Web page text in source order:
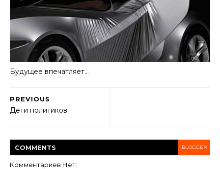
Будущее впечатляет…
PREVIOUS
Дети политиков
COMMENTS BLOGGER
Комментариев Нет: